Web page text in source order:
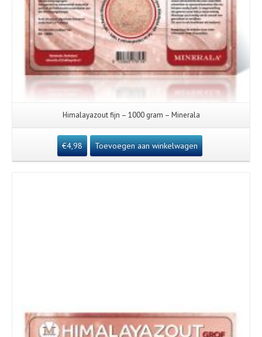
Himalayazout fijn – 1000 gram – Minerala
€4,98 Toevoegen aan winkelwagen